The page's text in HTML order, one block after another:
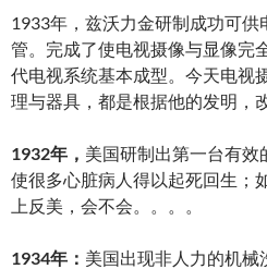
1933年，兹沃力金研制成功可
管。完成了使电视摄像与显像完
代电视系统基本成型。今天电视
理与器具，都是根据他的发明，
1932年， 美国研制出第一台有效
使很多心脏病人得以起死回生；
上反美，会不会。。。。
1934年： 美国出现非人力的机械